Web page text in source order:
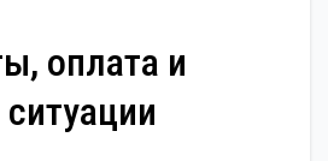
оплата и